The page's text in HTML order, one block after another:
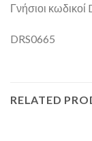
Γνήσιοι κωδικοί
DRS0665
RELATED